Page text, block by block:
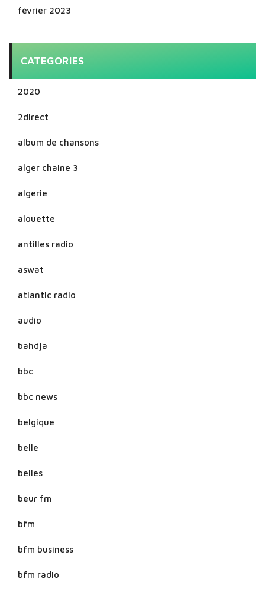
février 2023
CATEGORIES
2020
2direct
album de chansons
alger chaine 3
algerie
alouette
antilles radio
aswat
atlantic radio
audio
bahdja
bbc
bbc news
belgique
belle
belles
beur fm
bfm
bfm business
bfm radio